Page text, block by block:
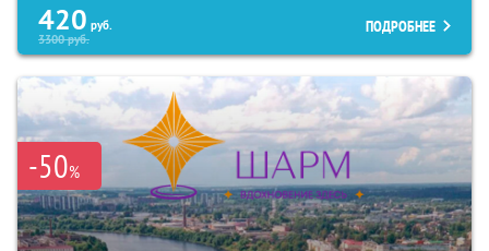
420 руб.
3300руб.
ПОДРОБНЕЕ
-50%